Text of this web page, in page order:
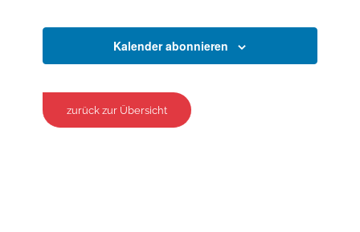
Kalender abonnieren
zurück zur Übersicht